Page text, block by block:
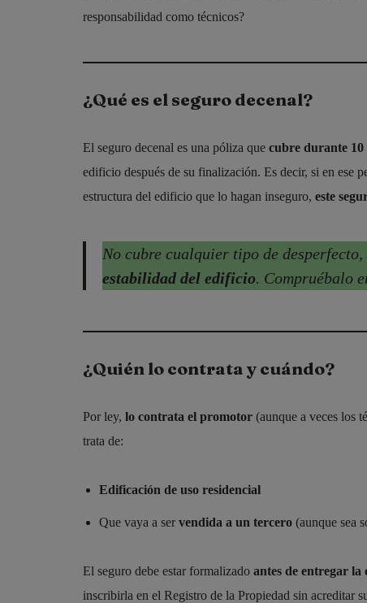
responsabilidad como técnicos?
¿Qué es el seguro decenal?
El seguro decenal es una póliza que cubre durante 10
edificio después de su finalización. Es decir, si en ese
estructura del edificio que lo hagan inseguro, este
No cubre cualquier tipo de desperfecto,
estabilidad del edificio. Compruébalo
¿Quién lo contrata y cuándo?
Por ley, lo contrata el promotor (aunque a veces los
trata de:
Edificación de uso residencial
Que vaya a ser vendida a un tercero (aunque sea
El seguro debe estar formalizado antes de entregar
inscribirla en el Registro de la Propiedad sin acreditar